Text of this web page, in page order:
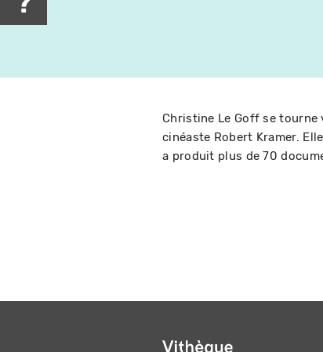
Christine Le Goff se tourne
cinéaste Robert Kramer.
a produit plus de 70